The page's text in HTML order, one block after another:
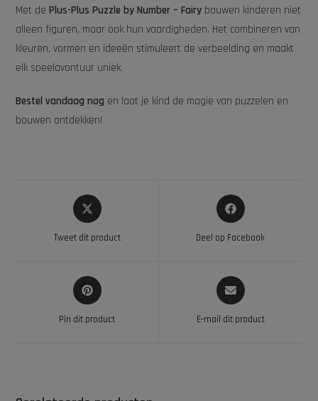
Met dePlus-Plus Puzzle by Number – Fairy bouwen kinderen niet
alleen figuren, maar ook hun vaardigheden. Het combineren van
kleuren, vormen en ideeën stimuleert de verbeelding en maakt
elk speelavontuur uniek.
Bestel vandaag nog en laat je kind de magie van puzzelen en
bouwen ontdekken!
Tweet dit product Deel op Facebook
Pin dit product E-mail dit product